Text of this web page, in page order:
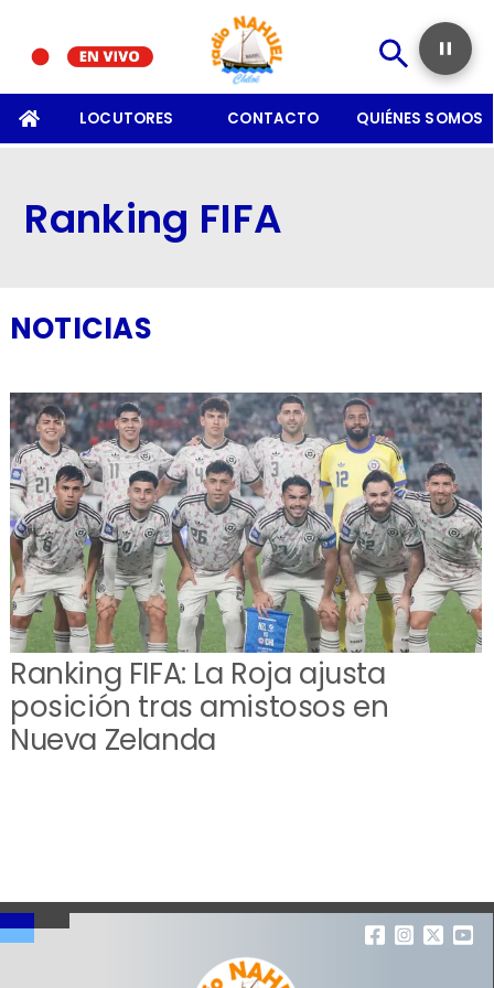
LOCUTORES CONTACTO QUIÉNES SOMOS
Ranking FIFA
NOTICIAS
Ranking FIFA: La Roja ajusta
posición tras amistosos en
Nueva Zelanda